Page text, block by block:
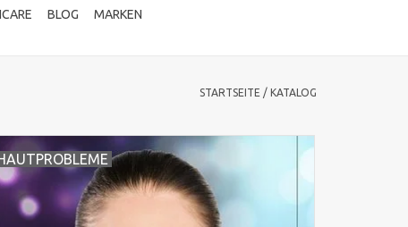
BLOG MARKEN
STARTSEITE / KATALOG